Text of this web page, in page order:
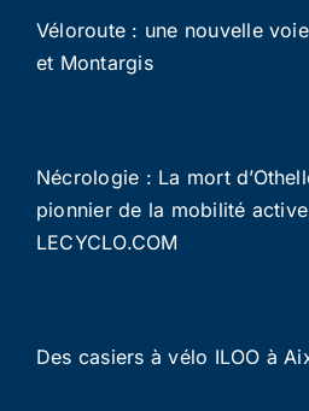
Véloroute : une nouvelle
et Montargis
Nécrologie : La mort
pionnier de la mobilité
LECYCLO.COM
Des casiers à vélo ILOO à